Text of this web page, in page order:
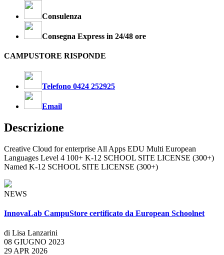
Consulenza
Consegna Express in 24/48 ore
CAMPUSTORE RISPONDE
Telefono 0424 252925
Email
Descrizione
Creative Cloud for enterprise All Apps EDU Multi European
Languages Level 4 100+ K-12 SCHOOL SITE LICENSE (300+)
Named K-12 SCHOOL SITE LICENSE (300+)
NEWS
InnovaLab CampuStore certificato da European Schoolnet
di Lisa Lanzarini
08 GIUGNO 2023
29 APR 2026